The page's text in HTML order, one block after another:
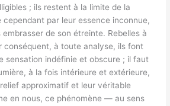
; ils restent à la limite de la
par leur essence inconnue,
embrasser de son étreinte. Rebelles à
conséquent, à toute analyse, ils font
sensation indéfinie et obscure ; il faut
à la fois intérieure et extérieure,
approximatif et leur véritable
en nous, ce phénomène — au sens